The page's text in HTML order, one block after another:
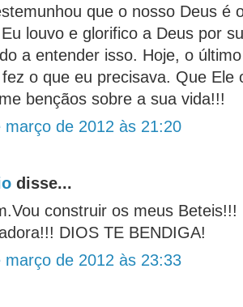
que o nosso Deus é
louvo e glorifico a Deus por
a entender isso. Hoje, o
o que eu precisava. Que Ele
bençãos sobre a sua vida!!!
março de 2012 às 21:20
disse...
construir os meus Beteis!!!
DIOS TE BENDIGA!
março de 2012 às 23:33